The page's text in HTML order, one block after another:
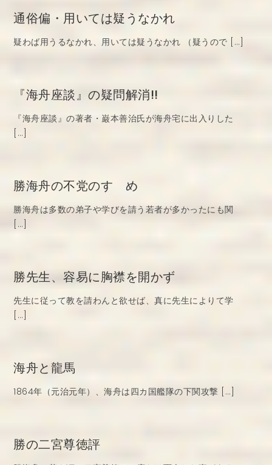
通俗偏・用いては疑うなかれ
疑わば用うるなかれ、用いては疑うなかれ （疑うので […]
『海舟座談』の疑問解消!!
『海舟座談』の著者・巌本善治氏が海舟宅に出入りした
[…]
勝海舟の不党のすゝめ
勝海舟は多数の弟子や学びを請う若者が多かったにも関
[…]
勝先生、容易に胸襟を開かず
先生に従って教を請わんと欲せば、真に先生によりて学
[…]
海舟と龍馬
1864年（元治元年）、海舟は四カ国艦隊の下関攻撃 […]
勝の二宮尊徳評